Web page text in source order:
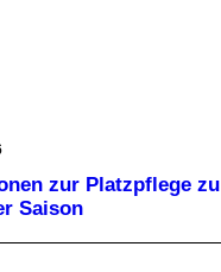
zur Platzpflege zu
Saison